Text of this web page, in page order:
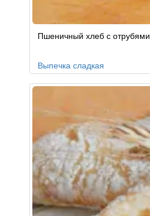
Пшеничный хлеб с отрубями
Выпечка сладкая